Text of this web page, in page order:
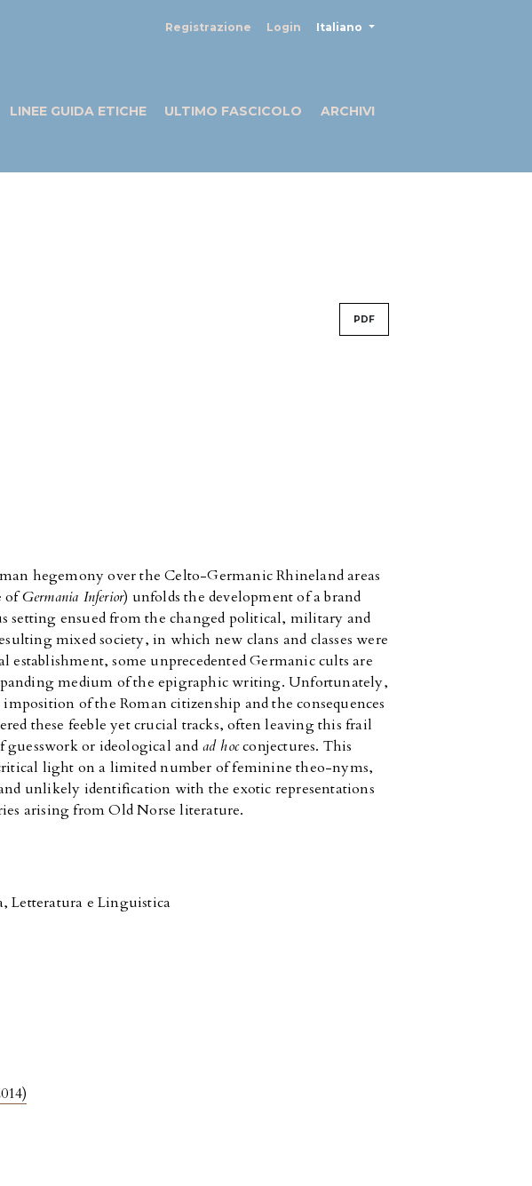
Registrazione Login Italiano
LINEE GUIDA ETICHE ULTIMO FASCICOLO
ARCHIVI
PDF
hegemony over the Celto-Germanic Rhineland areas
ofGermania Inferior) unfolds the development of a brand
setting ensued from the changed political, military and
mixed society, in which new clans and classes were
establishment, some unprecedented Germanic cults are
medium of the epigraphic writing. Unfortunately,
of the Roman citizenship and the consequences
these feeble yet crucial tracks, often leaving this frail
guesswork or ideological and ad hocconjectures. This
light on a limited number of feminine theo-nyms,
unlikely identification with the exotic representations
arising from Old Norse literature.
Letteratura e Linguistica